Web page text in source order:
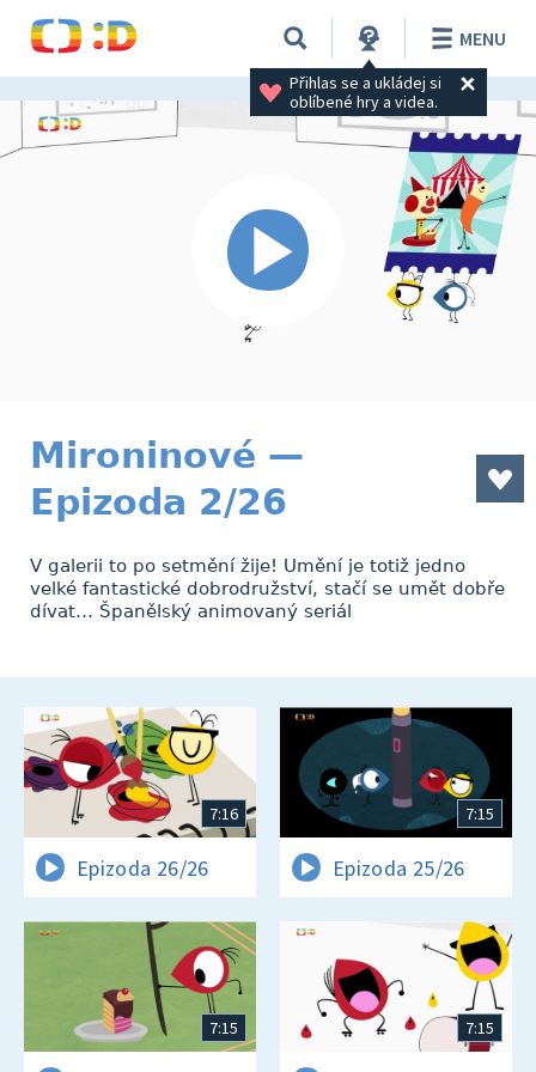
Přihlas se a ukládej si
oblíbené hry a videa.
MENU
Mironinové —
Epizoda 2/26
V galerii to po setmění žije! Umění je totiž jedno
velké fantastické dobrodružství, stačí se umět dobře
dívat… Španělský animovaný seriál
7:16
Epizoda 26/26
7:15
Epizoda 25/26
7:15 7:15